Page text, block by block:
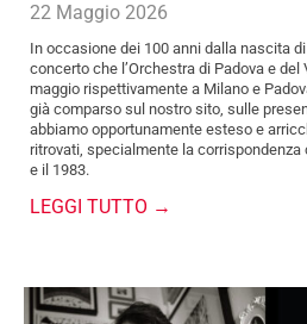
22 Maggio 2026
In occasione dei 100 anni dalla nascita
concerto che l’Orchestra di Padova e
maggio rispettivamente a Milano e
già comparso sul nostro sito, sulle
abbiamo opportunamente esteso e
ritrovati, specialmente la
e il 1983.
LEGGI TUTTO →